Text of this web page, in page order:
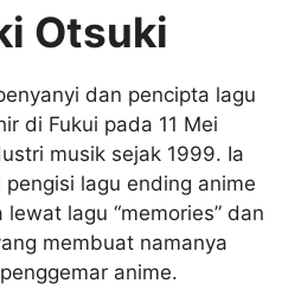
Otsuki
dan pencipta lagu
di Fukui pada 11 Mei
musik sejak 1999. Ia
lagu ending anime
lewat lagu “memories” dan
membuat namanya
anime.